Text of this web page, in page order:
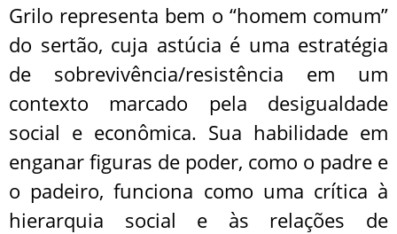
Grilo representa bem o “homem comum”
do sertão, cuja astúcia é uma estratégia
de sobrevivência/resistência em um
contexto marcado pela desigualdade
social e econômica. Sua habilidade em
enganar figuras de poder, como o padre e
o padeiro, funciona como uma crítica à
hierarquia social e às relações de